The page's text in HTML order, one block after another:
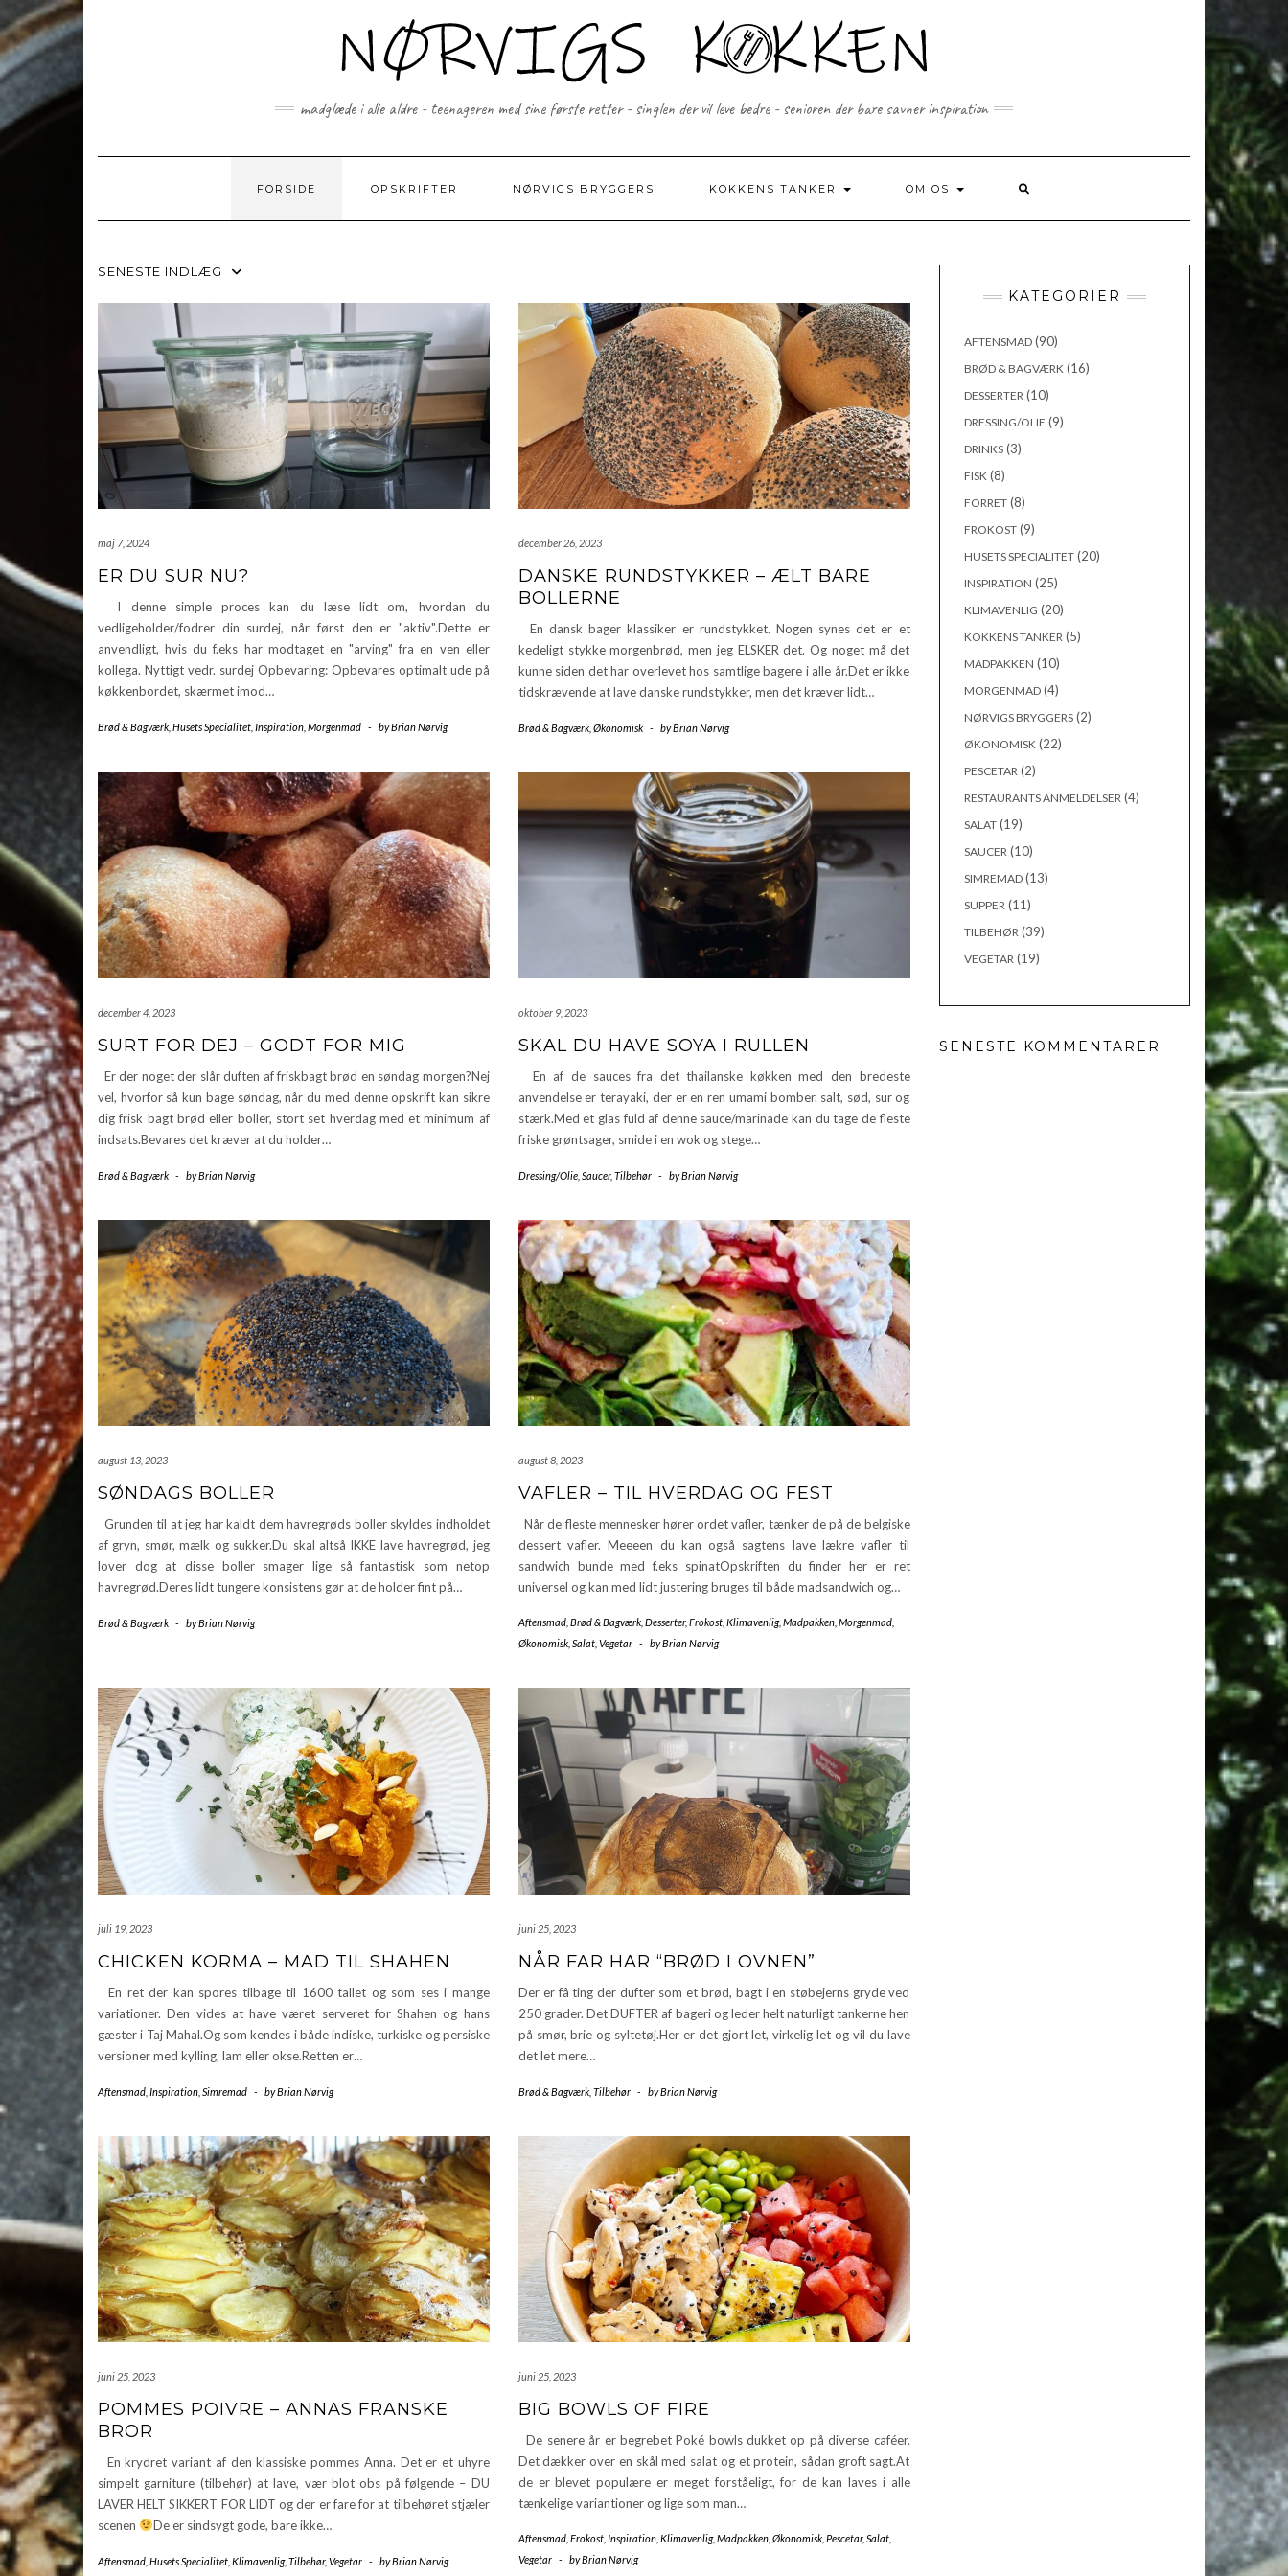
to
content
madglæde i alle aldre - teenageren med sine første retter - singlen der vil leve bedre - senioren der bare savner inspiration
FORSIDE OPSKRIFTER NØRVIGS BRYGGERS KOKKENS TANKER OM OS
SENESTE INDLÆG
maj 7, 2024
ER DU SUR NU?
I denne simple proces kan du læse lidt om, hvordan du
vedligeholder/fodrer din surdej, når først den er "aktiv".Dette er
anvendligt, hvis du f.eks har modtaget en "arving" fra en ven eller
kollega. Nyttigt vedr. surdej Opbevaring: Opbevares optimalt ude på
køkkenbordet, skærmet imod…
Brød & Bagværk Husets Specialitet Inspiration Morgenmad - byBrian Nørvig
december 26, 2023
DANSKE RUNDSTYKKER – ÆLT BARE
BOLLERNE
En dansk bager klassiker er rundstykket. Nogen synes det er et
kedeligt stykke morgenbrød, men jeg ELSKER det. Og noget må det
kunne siden det har overlevet hos samtlige bagere i alle år.Det er ikke
tidskrævende at lave danske rundstykker, men det kræver lidt…
Brød & Bagværk, Økonomisk - byBrian Nørvig
december 4, 2023
SURT FOR DEJ – GODT FOR MIG
Er der noget der slår duften af friskbagt brød en søndag morgen?Nej
vel, hvorfor så kun bage søndag, når du med denne opskrift kan sikre
dig frisk bagt brød eller boller, stort set hverdag med et minimum af
indsats.Bevares det kræver at du holder…
Brød & Bagværk - byBrian Nørvig
oktober 9, 2023
SKAL DU HAVE SOYA I RULLEN
En af de sauces fra det thailanske køkken med den bredeste
anvendelse er terayaki, der er en ren umami bomber. salt, sød, sur og
stærk.Med et glas fuld af denne sauce/marinade kan du tage de fleste
friske grøntsager, smide i en wok og stege…
Dressing/Olie, Saucer, Tilbehør - byBrian Nørvig
august 13, 2023
SØNDAGS BOLLER
Grunden til at jeg har kaldt dem havregrøds boller skyldes indholdet
af gryn, smør, mælk og sukker.Du skal altså IKKE lave havregrød, jeg
lover dog at disse boller smager lige så fantastisk som netop
havregrød.Deres lidt tungere konsistens gør at de holder fint på…
Brød & Bagværk - byBrian Nørvig
august 8, 2023
VAFLER – TIL HVERDAG OG FEST
Når de fleste mennesker hører ordet vafler, tænker de på de belgiske
dessert vafler. Meeeen du kan også sagtens lave lækre vafler til
sandwich bunde med f.eks spinatOpskriften du finder her er ret
universel og kan med lidt justering bruges til både madsandwich og…
Aftensmad, Brød & Bagværk, Desserter, Frokost, Klimavenlig, Madpakken, Morgenmad,
Økonomisk, Salat, Vegetar - byBrian Nørvig
juli 19, 2023
CHICKEN KORMA – MAD TIL SHAHEN
En ret der kan spores tilbage til 1600 tallet og som ses i mange
variationer. Den vides at have været serveret for Shahen og hans
gæster i Taj Mahal.Og som kendes i både indiske, turkiske og persiske
versioner med kylling, lam eller okse.Retten er…
Aftensmad Inspiration Simremad - byBrian Nørvig
juni 25, 2023
NÅR FAR HAR “BRØD I OVNEN”
Der er få ting der dufter som et brød, bagt i en støbejerns gryde ved
250 grader. Det DUFTER af bageri og leder helt naturligt tankerne hen
på smør, brie og syltetøj.Her er det gjort let, virkelig let og vil du lave
det let mere…
Brød & Bagværk, Tilbehør - byBrian Nørvig
juni 25, 2023
POMMES POIVRE – ANNAS FRANSKE
BROR
En krydret variant af den klassiske pommes Anna. Det er et uhyre
simpelt garniture (tilbehør) at lave, vær blot obs på følgende – DU
LAVER HELT SIKKERT FOR LIDT og der er fare for at tilbehøret stjæler
scenen
De er sindsygt gode, bare ikke…
Aftensmad Husets Specialitet Klimavenlig, Tilbehør, Vegetar - byBrian Nørvig
juni 25, 2023
BIG BOWLS OF FIRE
De senere år er begrebet Poké bowls dukket op på diverse caféer.
Det dækker over en skål med salat og et protein, sådan groft sagt.At
de er blevet populære er meget forståeligt, for de kan laves i alle
tænkelige variantioner og lige som man…
Aftensmad, Frokost, Inspiration, Klimavenlig, Madpakken, Økonomisk, Pescetar, Salat,
Vegetar - byBrian Nørvig
KATEGORIER
AFTENSMAD(90)
BRØD & BAGVÆRK (16)
DESSERTER (10)
DRESSING/OLIE (9)
DRINKS(3)
FISK (8)
FORRET(8)
FROKOST(9)
HUSETS SPECIALITET(20)
INSPIRATION (25)
KLIMAVENLIG (20)
KOKKENS TANKER (5)
MADPAKKEN (10)
MORGENMAD(4)
NØRVIGS BRYGGERS(2)
ØKONOMISK (22)
PESCETAR (2)
RESTAURANTS ANMELDELSER (4)
SALAT(19)
SAUCER (10)
SIMREMAD(13)
SUPPER (11)
TILBEHØR (39)
VEGETAR (19)
SENESTE KOMMENTARER